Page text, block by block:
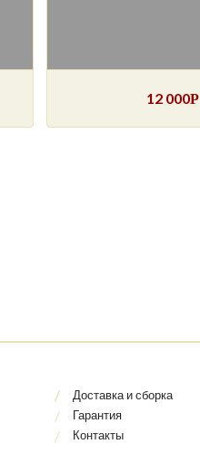
12 000Р
Доставка и сборка
Гарантия
Контакты